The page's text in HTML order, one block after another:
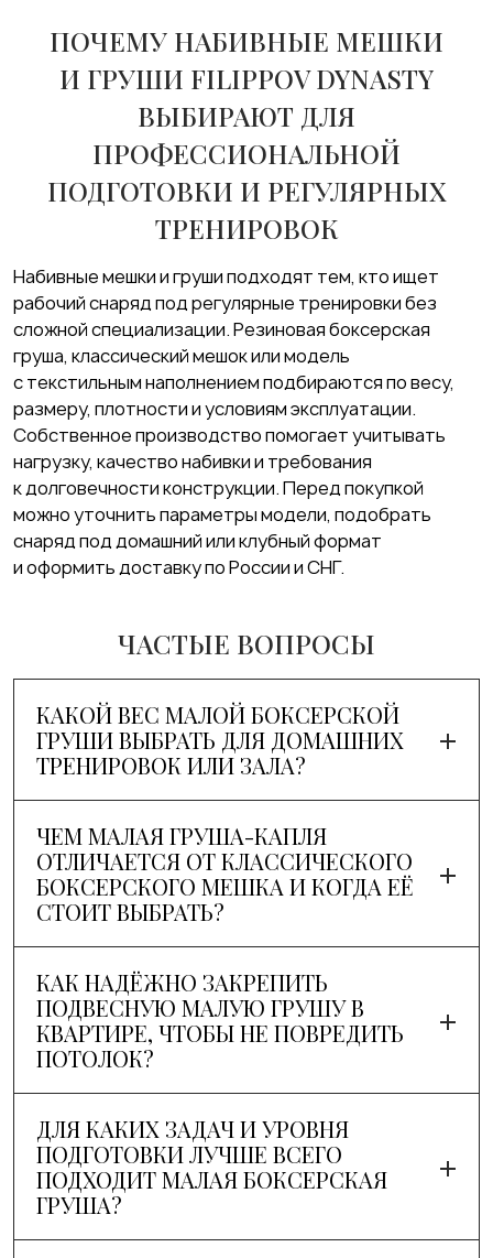
ПОЧЕМУ НАБИВНЫЕ МЕШКИ
И ГРУШИ FILIPPOV DYNASTY
ВЫБИРАЮТ ДЛЯ
ПРОФЕССИОНАЛЬНОЙ
ПОДГОТОВКИ И РЕГУЛЯРНЫХ
ТРЕНИРОВОК
Набивные мешки и груши подходят тем, кто ищет
рабочий снаряд под регулярные тренировки без
сложной специализации. Резиновая боксерская
груша, классический мешок или модель
с текстильным наполнением подбираются по весу,
размеру, плотности и условиям эксплуатации.
Собственное производство помогает учитывать
нагрузку, качество набивки и требования
к долговечности конструкции. Перед покупкой
можно уточнить параметры модели, подобрать
снаряд под домашний или клубный формат
и оформить доставку по России и СНГ.
ЧАСТЫЕ ВОПРОСЫ
КАКОЙ ВЕС МАЛОЙ БОКСЕРСКОЙ
ГРУШИ ВЫБРАТЬ ДЛЯ ДОМАШНИХ
ТРЕНИРОВОК ИЛИ ЗАЛА?
ЧЕМ МАЛАЯ ГРУША-КАПЛЯ
ОТЛИЧАЕТСЯ ОТ КЛАССИЧЕСКОГО
БОКСЕРСКОГО МЕШКА И КОГДА ЕЁ
СТОИТ ВЫБРАТЬ?
КАК НАДЁЖНО ЗАКРЕПИТЬ
ПОДВЕСНУЮ МАЛУЮ ГРУШУ В
КВАРТИРЕ, ЧТОБЫ НЕ ПОВРЕДИТЬ
ПОТОЛОК?
ДЛЯ КАКИХ ЗАДАЧ И УРОВНЯ
ПОДГОТОВКИ ЛУЧШЕ ВСЕГО
ПОДХОДИТ МАЛАЯ БОКСЕРСКАЯ
ГРУША?